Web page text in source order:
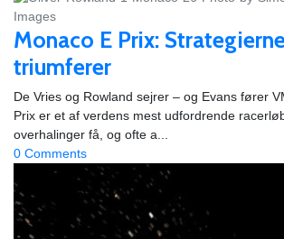
Monaco E Prix:
triumferer
De Vries og Rowland sejrer – og Evans fører
Prix er et af verdens mest udfordrende
overhalinger få, og ofte a...
0 Comments